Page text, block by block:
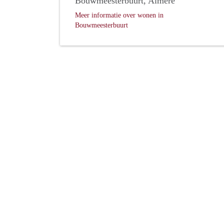
Meer informatie over wonen in
Bouwmeesterbuurt